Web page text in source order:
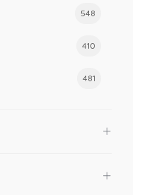
548
410
481